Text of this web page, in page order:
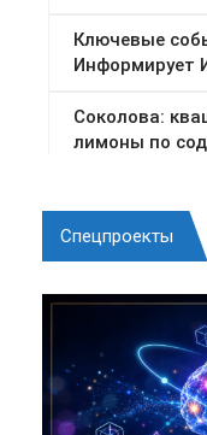
Спецпроекты